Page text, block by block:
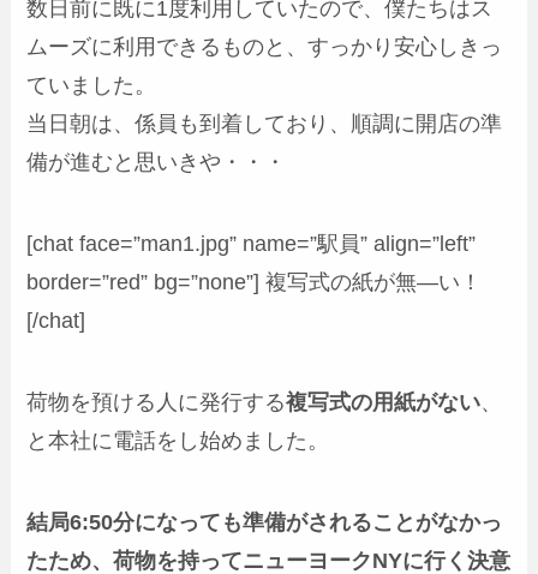
数日前に既に1度利用していたので、僕たちはス
ムーズに利用できるものと、すっかり安心しきっ
ていました。
当日朝は、係員も到着しており、順調に開店の準
備が進むと思いきや・・・
[chat face=”man1.jpg” name=”駅員” align=”left”
border=”red” bg=”none”] 複写式の紙が無―い！
[/chat]
荷物を預ける人に発行する複写式の用紙がない、
と本社に電話をし始めました。
結局6:50分になっても準備がされることがなかっ
たため、荷物を持ってニューヨークNYに行く決意